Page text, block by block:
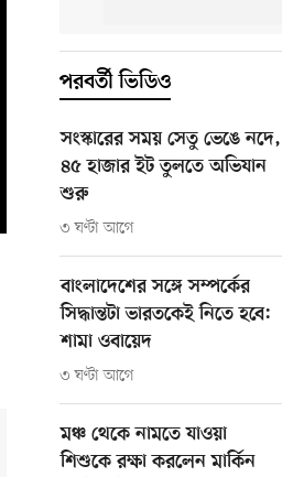
পরবর্তী ভিডিও
সংস্কারের সময় সেতু ভেঙে নদে,
৪৫ হাজার ইট তুলতে অভিযান
শুরু
৩ ঘণ্টা আগে
বাংলাদেশের সঙ্গে সম্পর্কের
সিদ্ধান্তটা ভারতকেই নিতে হবে:
শামা ওবায়েদ
৩ ঘণ্টা আগে
মঞ্চ থেকে নামতে যাওয়া
শিশুকে রক্ষা করলেন মার্কিন